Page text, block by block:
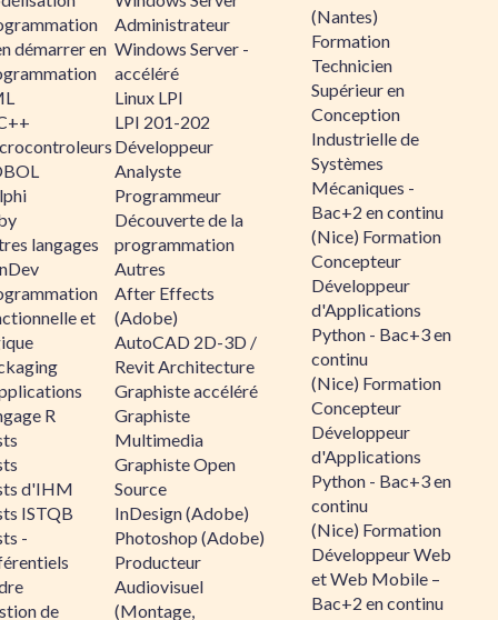
démarrer en
langages
et
R
d'IHM
ISTQB
-
de
Administrateur
Windows Server -
accéléré
Linux LPI
LPI 201-202
Développeur
Analyste
Programmeur
Découverte de la
programmation
Autres
After Effects
(Adobe)
AutoCAD 2D-3D /
Revit Architecture
Graphiste accéléré
Graphiste
Multimedia
Graphiste Open
Source
InDesign (Adobe)
Photoshop (Adobe)
Producteur
Audiovisuel
(Montage,
(Nantes)
Formation
Technicien
Supérieur en
Conception
Industrielle de
Systèmes
Mécaniques -
Bac+2 en continu
(Nice) Formation
Concepteur
Développeur
d'Applications
Python - Bac+3 en
continu
(Nice) Formation
Concepteur
Développeur
d'Applications
Python - Bac+3 en
continu
(Nice) Formation
Développeur Web
et Web Mobile –
Bac+2 en continu